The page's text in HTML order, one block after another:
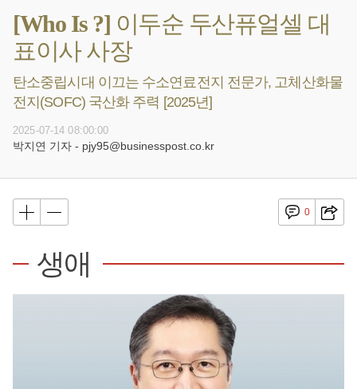
[Who Is ?] 이두순 두산퓨얼셀 대
표이사 사장
탄소중립시대 이끄는 수소연료전지 전문가, 고체산화물
전지(SOFC) 국산화 주력 [2025년]
2025-07-14 08:00:00
박지연 기자 - pjy95@businesspost.co.kr
0
생애